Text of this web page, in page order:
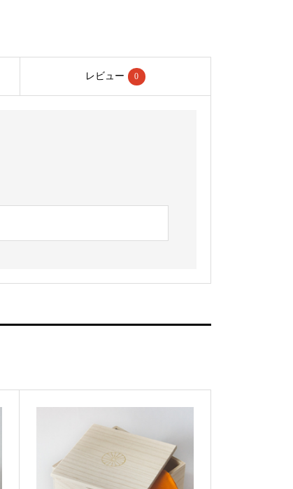
レビュー 0